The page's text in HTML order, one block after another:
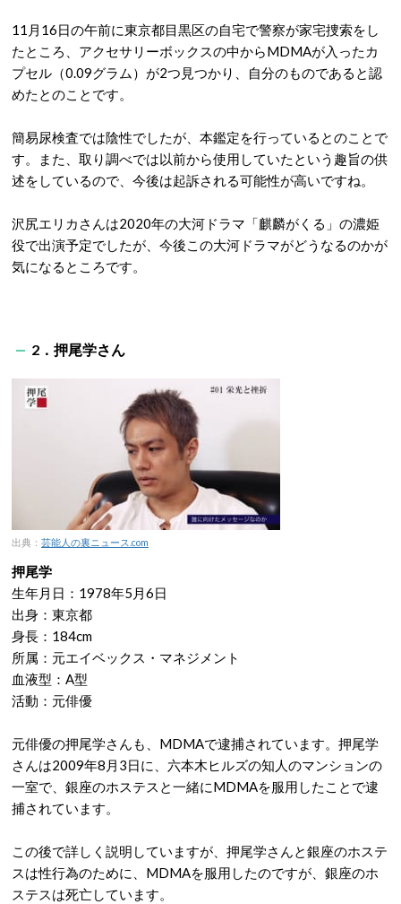
11月16日の午前に東京都目黒区の自宅で警察が家宅捜索をし
たところ、アクセサリーボックスの中からMDMAが入ったカ
プセル（0.09グラム）が2つ見つかり、自分のものであると認
めたとのことです。
簡易尿検査では陰性でしたが、本鑑定を行っているとのことで
す。また、取り調べでは以前から使用していたという趣旨の供
述をしているので、今後は起訴される可能性が高いですね。
沢尻エリカさんは2020年の大河ドラマ「麒麟がくる」の濃姫
役で出演予定でしたが、今後この大河ドラマがどうなるのかが
気になるところです。
2．押尾学さん
出典： 芸能人の裏ニュース.com
押尾学
生年月日：1978年5月6日
出身：東京都
身長：184cm
所属：元エイベックス・マネジメント
血液型：A型
活動：元俳優
元俳優の押尾学さんも、MDMAで逮捕されています。押尾学
さんは2009年8月3日に、六本木ヒルズの知人のマンションの
一室で、銀座のホステスと一緒にMDMAを服用したことで逮
捕されています。
この後で詳しく説明していますが、押尾学さんと銀座のホステ
スは性行為のために、MDMAを服用したのですが、銀座のホ
ステスは死亡しています。